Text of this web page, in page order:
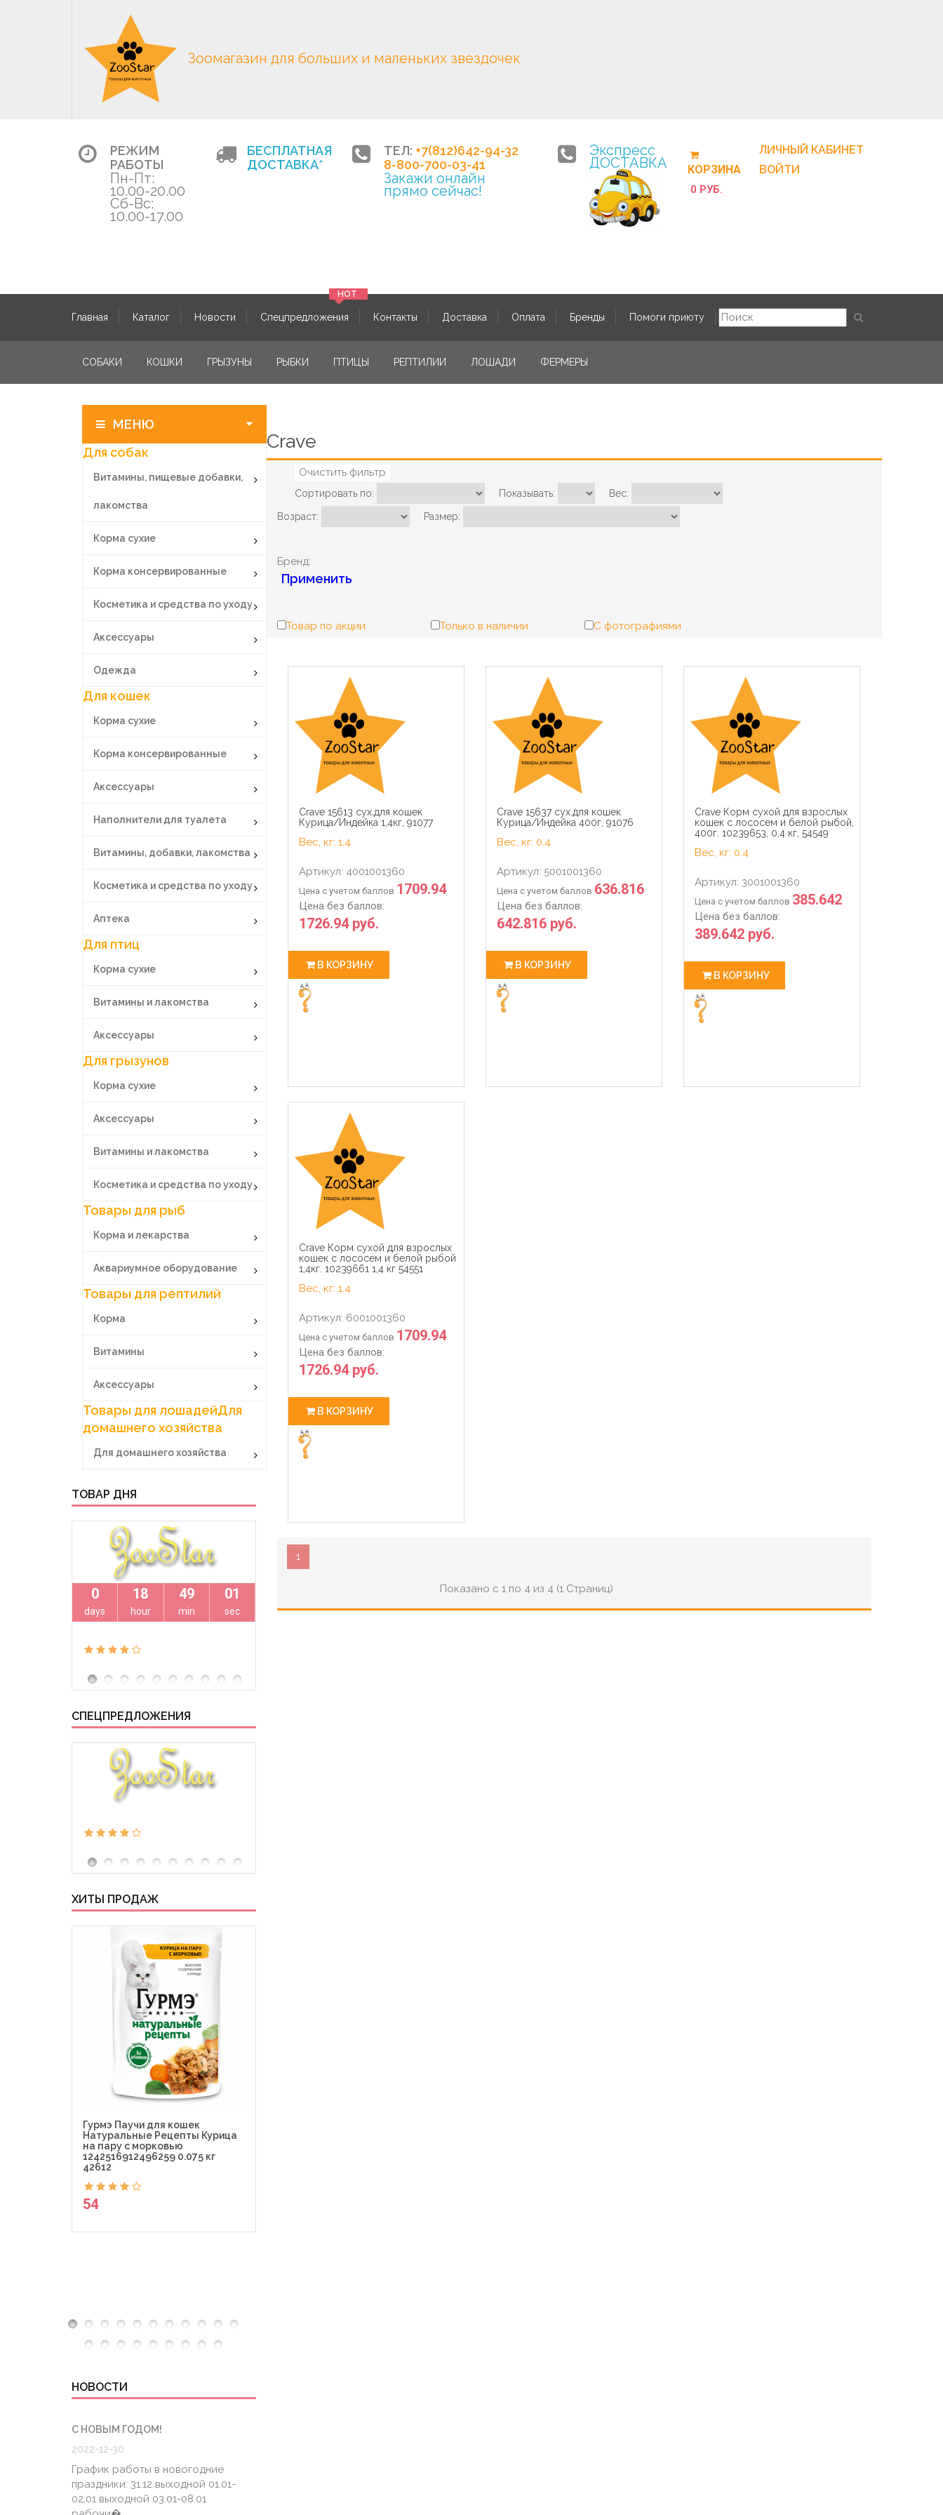
Зоомагазин для больших и маленьких звездочек
РЕЖИМ
РАБОТЫ
Пн-Пт:
10.00-20.00
Сб-Вс:
10.00-17.00
БЕСПЛАТНАЯ
ДОСТАВКА*
ТЕЛ: +7(812)642-94-32
8-800-700-03-41
Закажи онлайн
прямо сейчас!
Экспресс
ДОСТАВКА КОРЗИНА
0 РУБ.
ЛИЧНЫЙ КАБИНЕТ
ВОЙТИ
Главная Каталог Новости Спецпредложения Контакты Доставка Оплата Бренды Помоги приюту
СОБАКИ КОШКИ ГРЫЗУНЫ РЫБКИ ПТИЦЫ РЕПТИЛИИ ЛОШАДИ ФЕРМЕРЫ
МЕНЮ
Для собак
Витамины, пищевые добавки,
лакомства
Корма сухие
Корма консервированные
Косметика и средства по уходу
Аксессуары
Одежда
Для кошек
Корма сухие
Корма консервированные
Аксессуары
Наполнители для туалета
Витамины, добавки, лакомства
Косметика и средства по уходу
Аптека
Для птиц
Корма сухие
Витамины и лакомства
Аксессуары
Для грызунов
Корма сухие
Аксессуары
Витамины и лакомства
Косметика и средства по уходу
Товары для рыб
Корма и лекарства
Аквариумное оборудование
Товары для рептилий
Корма
Витамины
Аксессуары
Товары для лошадейДля
домашнего хозяйства
Для домашнего хозяйства
ТОВАР ДНЯ
0
days
18
hour
49
min
00
sec days hour min
00
sec
0
days
18
hour
49
min sec days hour min sec
СПЕЦПРЕДЛОЖЕНИЯ
ХИТЫ ПРОДАЖ
Гурмэ Паучи для кошек
Натуральные Рецепты Курица
на пару с морковью
1242516912496259 0.075 кг
42612
54
НОВОСТИ
С НОВЫМ ГОДОМ!
2022-12-30
График работы в новогодние
праздники: 31.12 выходной 01.01-
02.01 выходной 03.01-08.01
Crave
Очистить фильтр
Сортировать по: Показывать: Вес:
Возраст: Размер:
Бренд:
Применить
Товар по акции Только в наличии С фотографиями
Crave 15613 сух.для кошек
Курица/Индейка 1,4кг, 91077
Вес, кг: 1.4
Артикул: 4001001360
Цена с учетом баллов 1709.94
Цена без баллов:
1726.94 руб.
В КОРЗИНУ
Crave 15637 сух.для кошек
Курица/Индейка 400г, 91076
Вес, кг: 0.4
Артикул: 5001001360
Цена с учетом баллов 636.816
Цена без баллов:
642.816 руб.
В КОРЗИНУ
Crave Корм сухой для взрослых
кошек с лососем и белой рыбой,
400г. 10239653, 0,4 кг, 54549
Вес, кг: 0.4
Артикул: 3001001360
Цена с учетом баллов 385.642
Цена без баллов:
389.642 руб.
В КОРЗИНУ
Crave Корм сухой для взрослых
кошек с лососем и белой рыбой
1,4кг. 10239661 1,4 кг 54551
Вес, кг: 1.4
Артикул: 6001001360
Цена с учетом баллов 1709.94
Цена без баллов:
1726.94 руб.
В КОРЗИНУ
1
Показано с 1 по 4 из 4 (1 Страниц)